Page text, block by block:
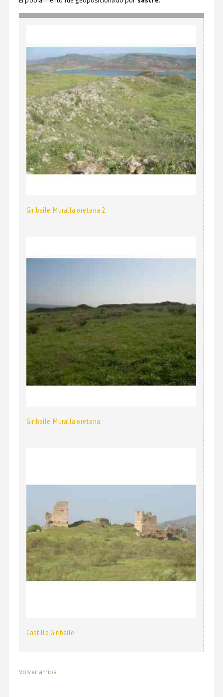
Giribaile. Muralla oretana 2.
Giribaile. Muralla oretana.
Castillo Giribaile
Volver arriba